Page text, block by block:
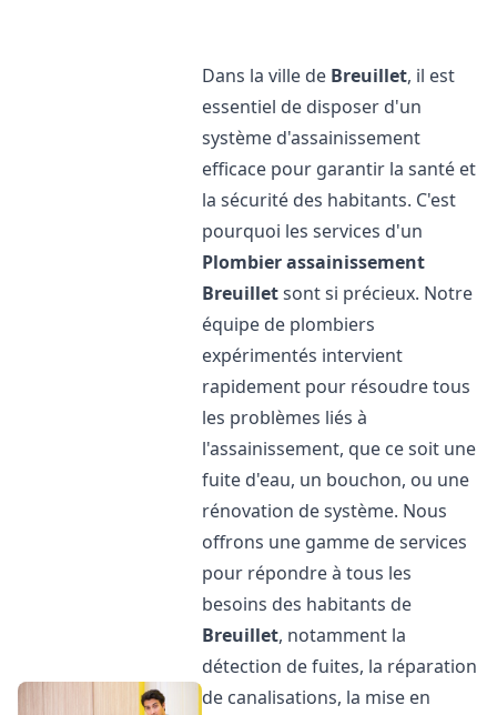
Dans la ville de Breuillet, il est
essentiel de disposer d'un
système d'assainissement
efficace pour garantir la santé et
la sécurité des habitants. C'est
pourquoi les services d'un
Plombier assainissement
Breuilletsont si précieux. Notre
équipe de plombiers
expérimentés intervient
rapidement pour résoudre tous
les problèmes liés à
l'assainissement, que ce soit une
fuite d'eau, un bouchon, ou une
rénovation de système. Nous
offrons une gamme de services
pour répondre à tous les
besoins des habitants de
Breuillet, notamment la
détection de fuites, la réparation
de canalisations, la mise en